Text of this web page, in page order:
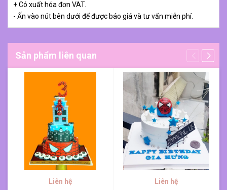
+ Có xuất hóa đơn VAT.
- Ấn vào nút bên dưới để được báo giá và tư vấn miễn phí.
Sản phẩm liên quan
Liên hệ
Liên hệ